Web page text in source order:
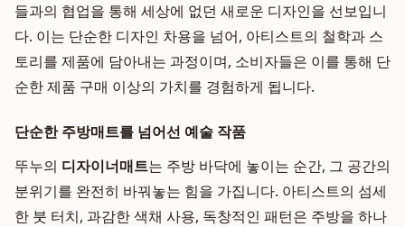
들과의 협업을 통해 세상에 없던 새로운 디자인을 선보입니
다. 이는 단순한 디자인 차용을 넘어, 아티스트의 철학과 스
토리를 제품에 담아내는 과정이며, 소비자들은 이를 통해 단
순한 제품 구매 이상의 가치를 경험하게 됩니다.
단순한 주방매트를 넘어선 예술 작품
뚜누의 디자이너매트는 주방 바닥에 놓이는 순간, 그 공간의
분위기를 완전히 바꿔놓는 힘을 가집니다. 아티스트의 섬세
한 붓 터치, 과감한 색채 사용, 독창적인 패턴은 주방을 하나